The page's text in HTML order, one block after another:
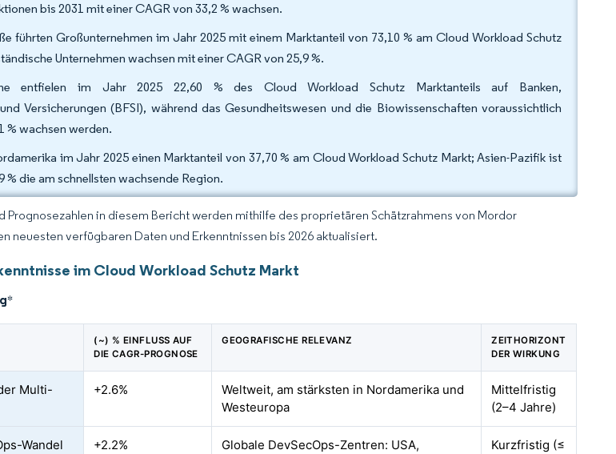
bis 2031 mit einer CAGR von 33,2 % wachsen.
führten Großunternehmen im Jahr 2025 mit einem Marktanteil von 73,10 % am Cloud Workload Schutz
Unternehmen wachsen mit einer CAGR von 25,9 %.
entfielen im Jahr 2025 22,60 % des Cloud Workload Schutz Marktanteils auf Banken,
Versicherungen (BFSI), während das Gesundheitswesen und die Biowissenschaften voraussichtlich
% wachsen werden.
im Jahr 2025 einen Marktanteil von 37,70 % am Cloud Workload Schutz Markt; Asien-Pazifik ist
% die am schnellsten wachsende Region.
Prognosezahlen in diesem Bericht werden mithilfe des proprietären Schätzrahmens von Mordor
neuesten verfügbaren Daten und Erkenntnissen bis 2026 aktualisiert.
im Cloud Workload Schutz Markt
*
(~) % EINFLUSS AUF
DIE CAGR-PROGNOSE
GEOGRAFISCHE RELEVANZ
ZEITHORIZONT
DER WIRKUNG
Multi-
+2.6%
Weltweit, am stärksten in Nordamerika und
Westeuropa
Mittelfristig
(2–4 Jahre)
Wandel
+2.2%
Globale DevSecOps-Zentren: USA,
Kurzfristig (≤